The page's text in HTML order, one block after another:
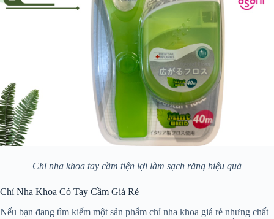
Chỉ nha khoa tay cầm tiện lợi làm sạch răng hiệu quả
Chỉ Nha Khoa Có Tay Cầm Giá Rẻ
Nếu bạn đang tìm kiếm một sản phẩm chỉ nha khoa giá rẻ nhưng chất